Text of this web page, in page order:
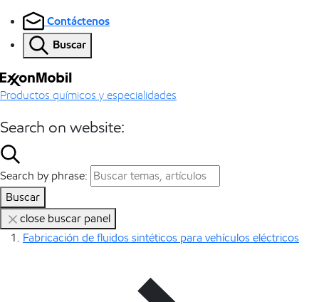
Contáctenos
Buscar
Productos químicos y especialidades
Search on website:
Search by phrase:
Buscar
close buscar panel
Fabricación de fluidos sintéticos para vehículos eléctricos